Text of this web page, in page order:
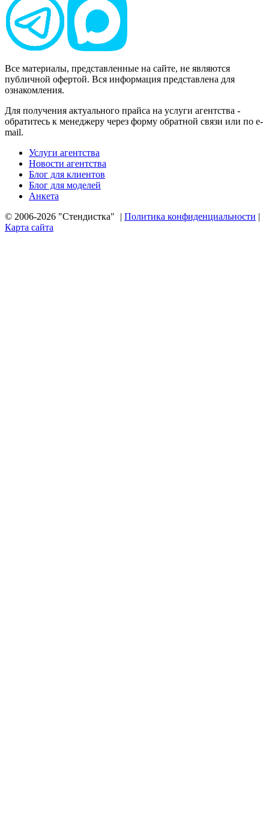
Все материалы, представленные на сайте, не являются
публичной офертой. Вся информация представлена для
ознакомления.
Для получения актуального прайса на услуги агентства -
обратитесь к менеджеру через форму обратной связи или по e-
mail.
Услуги агентства
Новости агентства
Блог для клиентов
Блог для моделей
Анкета
© 2006-2026 "Стендистка"
| Политика конфиденциальности |
Карта сайта